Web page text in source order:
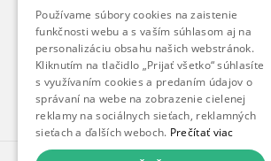
Kariéra
Blog
Pre médiá
Pre partnerov
Používame súbory cookies na zaistenie
funkčnosti webu a s vaším súhlasom aj na
personalizáciu obsahu našich webstránok.
Kliknutím na tlačidlo „Prijať všetko“ súhlasíte
s využívaním cookies a predaním údajov o
správaní na webe na zobrazenie cielenej
reklamy na sociálnych sieťach, reklamných
sieťach a ďalších weboch. Prečítať viac